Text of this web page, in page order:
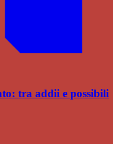
tra addii e possibili